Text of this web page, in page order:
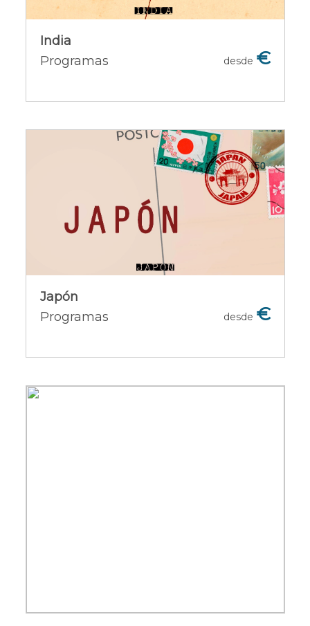
India
Programas
desde €
India
Japón
Programas
desde €
Japón
Japón, es un país con una tiene una
atracción irresistible, con una gran
variedad cultural y una naturaleza
llena de colores. En estas tierras se une
la tradición y la modernidad y, por